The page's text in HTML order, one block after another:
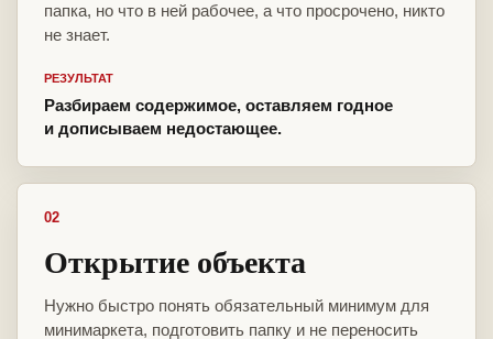
папка, но что в ней рабочее, а что просрочено, никто
не знает.
РЕЗУЛЬТАТ
Разбираем содержимое, оставляем годное
и дописываем недостающее.
02
Открытие объекта
Нужно быстро понять обязательный минимум для
минимаркета, подготовить папку и не переносить